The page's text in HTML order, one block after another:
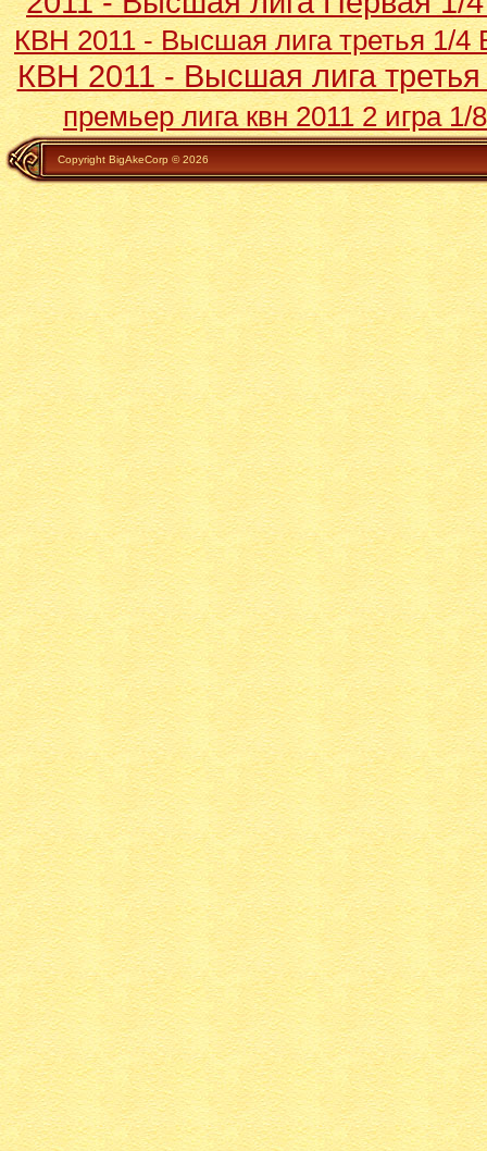
КВН 2011 - Высшая лига третья 1/4
КВН 2011 - Высшая лига третья
премьер лига квн 2011 2 игра 1/
Copyright BigAkeCorp © 2026